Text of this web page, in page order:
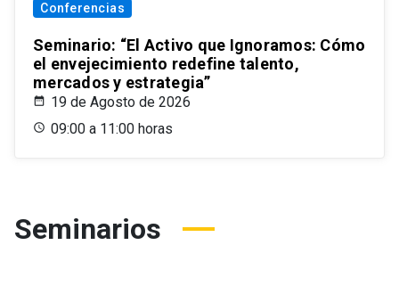
Conferencias
Seminario: “El Activo que Ignoramos: Cómo
el envejecimiento redefine talento,
mercados y estrategia”
19 de Agosto de 2026
09:00 a 11:00 horas
Seminarios